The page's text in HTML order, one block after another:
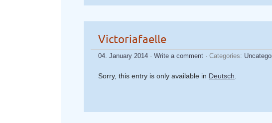
Victoriafaelle
04. January 2014 · Write a comment · Categories:
Sorry, this entry is only available in Deutsch